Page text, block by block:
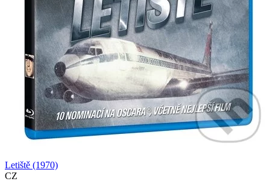
Letiště (1970)
CZ